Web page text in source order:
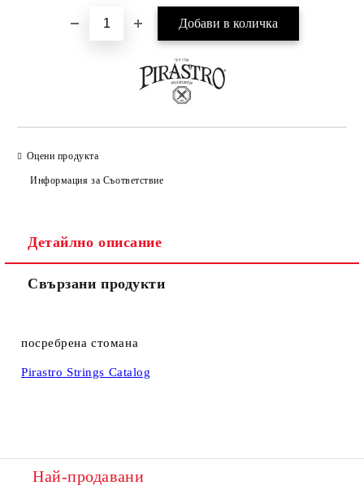
Оцени продукта
Информация за Съответствие
Детайлно описание
Свързани продукти
посребрена стомана
Pirastro Strings Catalog
Най-продавани